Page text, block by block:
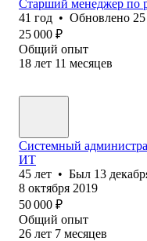
Старший менеджер по
41 год • Обновлено
25 000 ₽
Общий опыт
18 лет 11 месяцев
Системный
ИТ
45 лет • Был 13
8 октября 2019
50 000 ₽
Общий опыт
26 лет 7 месяцев